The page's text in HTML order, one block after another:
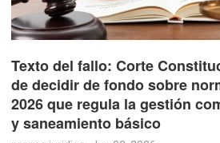
Texto del fallo: Corte
de decidir de fondo sobre
2026 que regula la gestión
y saneamiento básico